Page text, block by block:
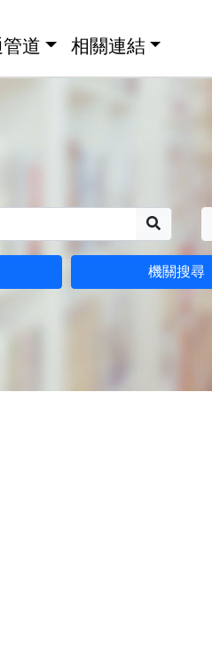
道 相關連結
機關搜尋